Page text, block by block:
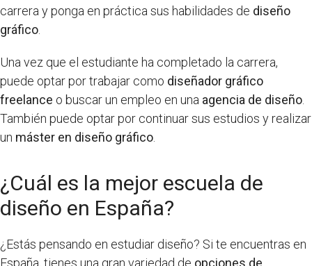
carrera y ponga en práctica sus habilidades de diseño
gráfico
Una vez que el estudiante ha completado la carrera,
puede optar por trabajar como diseñador gráfico
freelance o buscar un empleo en una agencia de diseño
También puede optar por continuar sus estudios y realizar
un máster en diseño gráfico
¿Cuál es la mejor escuela de
diseño en España?
¿Estás pensando en estudiar diseño? Si te encuentras en
España, tienes una gran variedad de opciones de